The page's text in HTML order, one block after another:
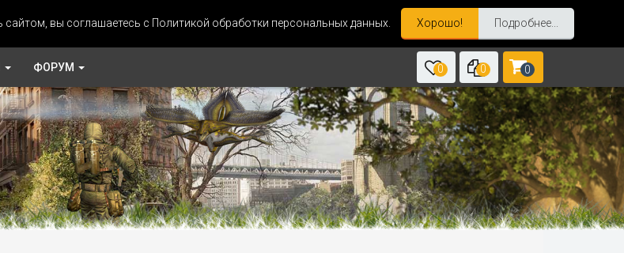
вы соглашаетесь с Политикой обработки персональных данных. Хорошо! Подробнее...
ФОРУМ 0 0 0